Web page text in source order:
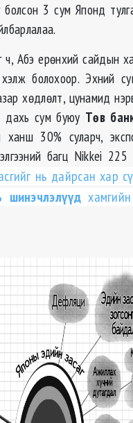
3 сум Японд
ч, Абэ ерѳнхий сайдын
болохоор. Эхний
хѳдлѳлт, цунамид
дахь сум буюу Тѳв
ханш 30% суларч,
багц Nikkei 225
нь дайрсан хар
шинэчлэлүүдхамгийн